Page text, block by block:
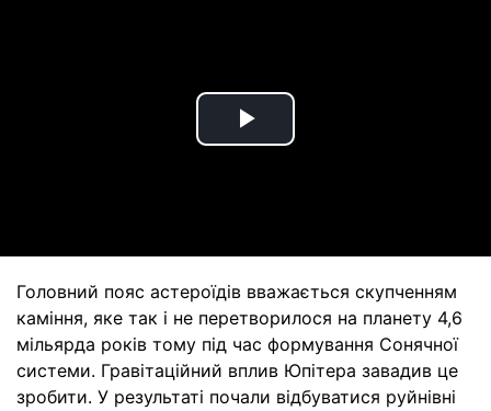
Play
Головний пояс астероїдів вважається скупченням
каміння, яке так і не перетворилося на планету 4,6
мільярда років тому під час формування Сонячної
системи. Гравітаційний вплив Юпітера завадив це
зробити. У результаті почали відбуватися руйнівні